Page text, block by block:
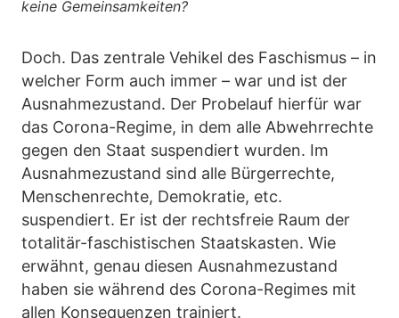
keine Gemeinsamkeiten?
Doch. Das zentrale Vehikel des Faschismus – in
welcher Form auch immer – war und ist der
Ausnahmezustand. Der Probelauf hierfür war
das Corona-Regime, in dem alle Abwehrrechte
gegen den Staat suspendiert wurden. Im
Ausnahmezustand sind alle Bürgerrechte,
Menschenrechte, Demokratie, etc.
suspendiert. Er ist der rechtsfreie Raum der
totalitär-faschistischen Staatskasten. Wie
erwähnt, genau diesen Ausnahmezustand
haben sie während des Corona-Regimes mit
allen Konsequenzen trainiert.